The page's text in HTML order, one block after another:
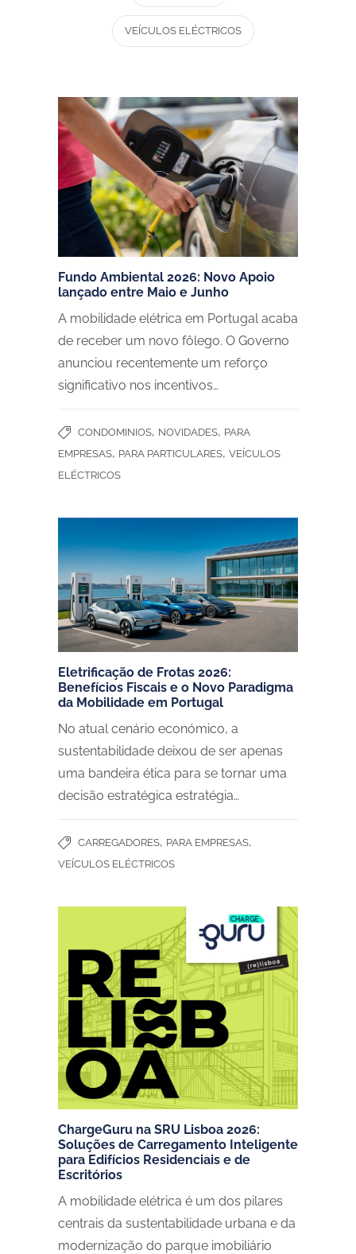
VEÍCULOS ELÉCTRICOS
Fundo Ambiental 2026: Novo Apoio
lançado entre Maio e Junho
A mobilidade elétrica em Portugal acaba
de receber um novo fôlego. O Governo
anunciou recentemente um reforço
significativo nos incentivos…
CONDOMINIOS, NOVIDADES, PARA
EMPRESAS, PARA PARTICULARES, VEÍCULOS
ELÉCTRICOS
Eletrificação de Frotas 2026:
Benefícios Fiscais e o Novo Paradigma
da Mobilidade em Portugal
No atual cenário económico, a
sustentabilidade deixou de ser apenas
uma bandeira ética para se tornar uma
decisão estratégica estratégia…
CARREGADORES, PARA EMPRESAS,
VEÍCULOS ELÉCTRICOS
ChargeGuru na SRU Lisboa 2026:
Soluções de Carregamento Inteligente
para Edifícios Residenciais e de
Escritórios
A mobilidade elétrica é um dos pilares
centrais da sustentabilidade urbana e da
modernização do parque imobiliário